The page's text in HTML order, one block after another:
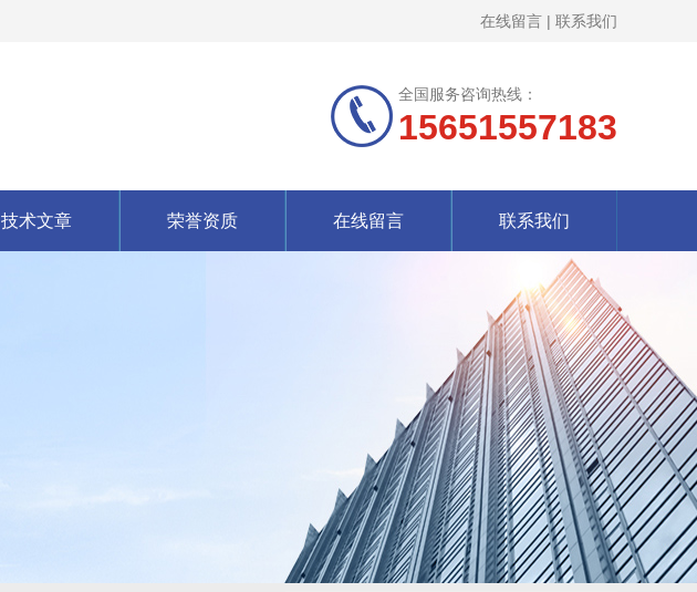
在线留言 | 联系我们
全国服务咨询热线：
15651557183
技术文章 荣誉资质 在线留言 联系我们